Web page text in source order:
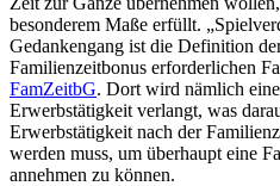
besonderem Maße erfüllt.
Gedankengang ist die Definition
Familienzeitbonus erforderlichen
FamZeitbG. Dort wird nämlich
Erwerbstätigkeit verlangt, was
Erwerbstätigkeit nach der
werden muss, um überhaupt eine
annehmen zu können.